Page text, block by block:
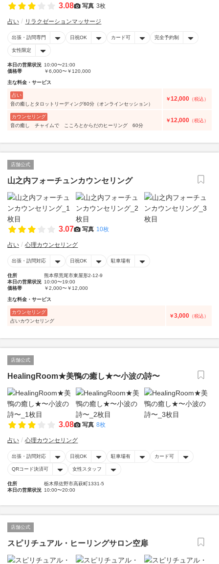
3.08 写真 3枚
占い リラクゼーションマッサージ
出張・訪問専門 日祝OK カード可 完全予約制
女性限定
本日の営業状況 10:00〜21:00
価格帯
￥6,000〜￥120,000
主な料金・サービス
占い
音の癒しとタロットリーディング60分（オンラインセッション）
￥12,000 （税込）
カウンセリング
音の癒し チャイムで こころとからだのヒーリング 60分
￥12,000 （税込）
店舗公式
山之内フォーチュンカウンセリング
3.07 写真 10枚
占い 心理カウンセリング
出張・訪問対応 日祝OK 駐車場有
住所
熊本県荒尾市東屋形2-12-9
本日の営業状況 10:00〜19:00
価格帯
￥2,000〜￥12,000
主な料金・サービス
カウンセリング
占いカウンセリング
￥3,000 （税込）
店舗公式
HealingRoom★美鴨の癒し★〜小波の詩〜
3.08 写真 8枚
占い 心理カウンセリング
出張・訪問対応 日祝OK 駐車場有 カード可
QRコード決済可 女性スタッフ
住所
栃木県佐野市高萩町1331-5
本日の営業状況 10:00〜20:00
店舗公式
スピリチュアル・ヒーリングサロン空扉